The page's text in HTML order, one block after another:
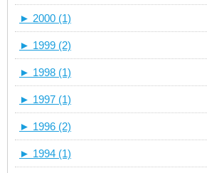
► 2000 (1)
► 1999 (2)
► 1998 (1)
► 1997 (1)
► 1996 (2)
► 1994 (1)